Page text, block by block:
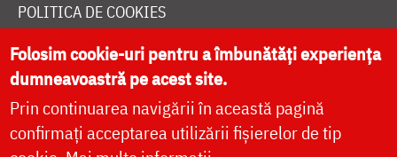
POLITICA DE COOKIES
DONEAZĂ ONLINE PENTRU CATEDRALA NAȚIONALĂ
LIVE
Folosim cookie-uri pentru a îmbunătăți experiența
dumneavoastră pe acest site.
Prin continuarea navigării în această pagină
confirmați acceptarea utilizării fișierelor de tip